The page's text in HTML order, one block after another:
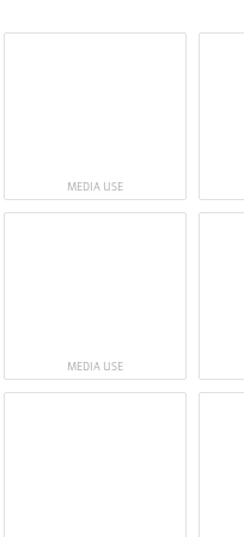
MEDIA USE
MEDIA USE